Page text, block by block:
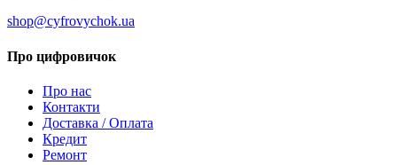
shop@cyfrovychok.ua
Про цифровичок
Про нас
Контакти
Доставка / Оплата
Кредит
Ремонт